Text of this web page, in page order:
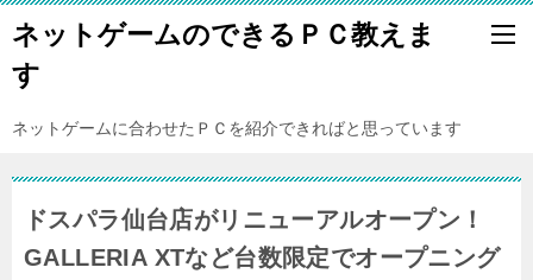
ネットゲームのできるＰＣ教えま
す
ネットゲームに合わせたＰＣを紹介できればと思っています
ドスパラ仙台店がリニューアルオープン！
GALLERIA XTなど台数限定でオープニング